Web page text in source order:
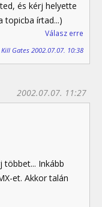
és kérj helyette
topicba írtad...)
Válasz erre
Gates 2002.07.07. 10:38
2002.07.07. 11:27
többet... Inkább
et. Akkor talán